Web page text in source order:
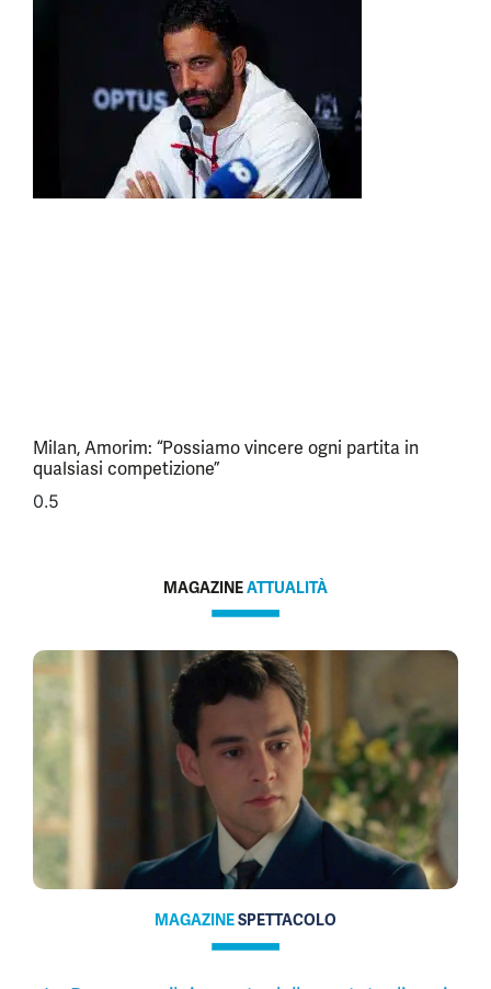
Milan, Amorim: “Possiamo vincere ogni partita in
qualsiasi competizione”
MAGAZINEATTUALITÀ
MAGAZINESPETTACOLO